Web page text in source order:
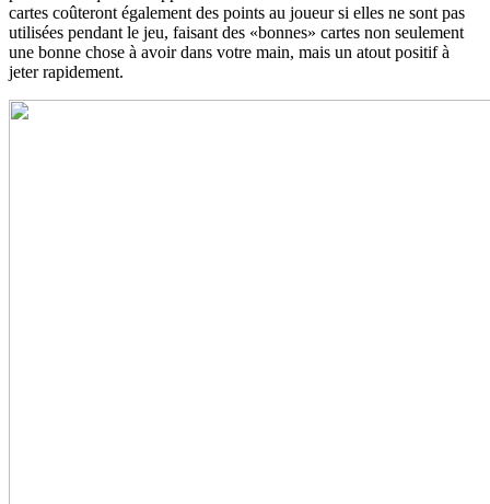
cartes coûteront également des points au joueur si elles ne sont pas
utilisées pendant le jeu, faisant des «bonnes» cartes non seulement
une bonne chose à avoir dans votre main, mais un atout positif à
jeter rapidement.